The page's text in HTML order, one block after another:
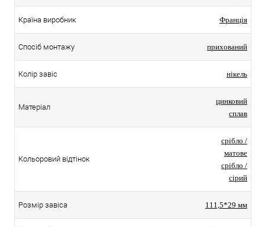
Країна виробник Франція
Спосіб монтажу прихований
Колір завіс нікель
Матеріал
цинковий
сплав
Кольоровий відтінок
срібло /
матове
срібло /
сірий
Розмір завіса 111,5*29 мм